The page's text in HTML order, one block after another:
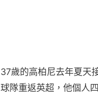
37歲的高柏尼去年夏天
球隊重返英超，他個人